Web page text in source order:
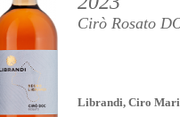
Cirò Rosato
Librandi, Ciro